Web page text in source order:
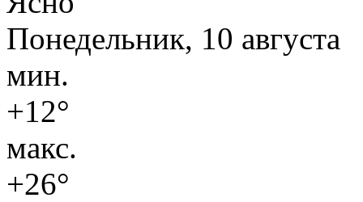
Понедельник, 10 августа
мин.
+12°
макс.
+26°